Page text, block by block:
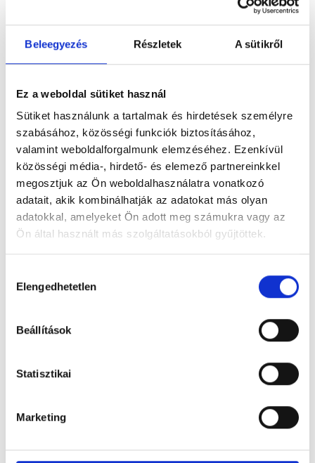
Beleegyezés Részletek A sütikről
Ez a weboldal sütiket használ
Sütiket használunk a tartalmak és hirdetések személyre
szabásához, közösségi funkciók biztosításához,
valamint weboldalforgalmunk elemzéséhez. Ezenkívül
közösségi média-, hirdető- és elemező partnereinkkel
megosztjuk az Ön weboldalhasználatra vonatkozó
adatait, akik kombinálhatják az adatokat más olyan
adatokkal, amelyeket Ön adott meg számukra vagy az
Ön által használt más szolgáltatásokból gyűjtöttek.
kiválasztása
Elengedhetetlen
Beállítások
Statisztikai
Marketing
Gluténmentes vegán
pogácsa
Gluténmentes töpörtyűs
pogácsa